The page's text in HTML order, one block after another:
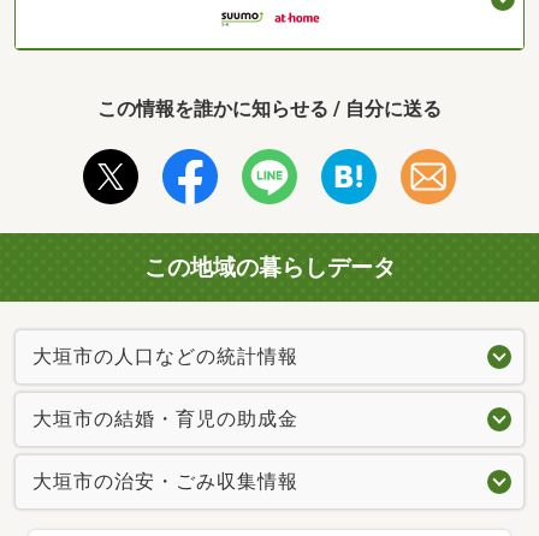
この情報を誰かに知らせる / 自分に送る
この地域の暮らしデータ
大垣市の人口などの統計情報
大垣市の結婚・育児の助成金
大垣市の治安・ごみ収集情報